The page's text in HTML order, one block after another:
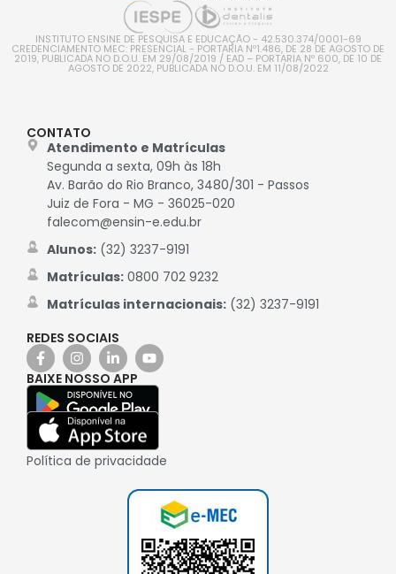
INSTITUTO ENSINE DE PESQUISA E EDUCAÇÃO - 42.530.374/0001-69
CREDENCIAMENTO MEC: PRESENCIAL - PORTARIA Nº1.486, DE 28 DE AGOSTO DE
2019, PUBLICADA NO D.O.U. EM 29/08/2019 / EAD – PORTARIA Nº 600, DE 10 DE
AGOSTO DE 2022, PUBLICADA NO D.O.U. EM 11/08/2022
CONTATO
Atendimento e Matrículas
Segunda a sexta, 09h às 18h
Av. Barão do Rio Branco, 3480/301 - Passos
Juiz de Fora - MG - 36025-020
falecom@ensin-e.edu.br
Alunos:(32) 3237-9191
Matrículas:0800 702 9232
Matrículas internacionais:(32) 3237-9191
REDES SOCIAIS
BAIXE NOSSO APP
Política de privacidade